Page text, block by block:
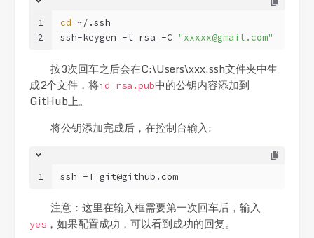
1
2
cd ~/.ssh
ssh-keygen -t rsa -C "xxxxx@gmail.com"
按3次回车之后会在C:\Users\xxx.ssh文件夹中生
成2个文件，将id_rsa.pub中的公钥内容添加到
GitHub上。
将公钥添加完成后，在控制台输入:
1 ssh -T git@github.com
注意：这里在输入框需要第一次回车后，输入
yes ，如果配置成功，可以看到成功的回复。